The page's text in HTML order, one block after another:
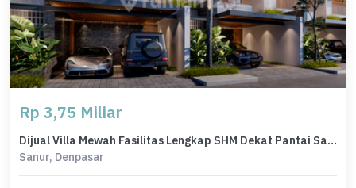
Rp 3,75 Miliar
Dijual Villa Mewah Fasilitas Lengkap SHM Dekat Pantai Sanur Bali
Sanur, Denpasar